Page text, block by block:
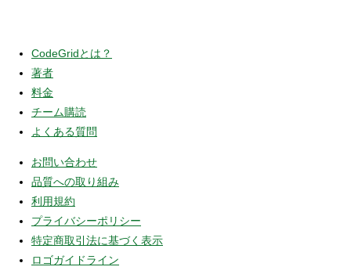
CodeGridとは？
著者
料金
チーム購読
よくある質問
お問い合わせ
品質への取り組み
利用規約
プライバシーポリシー
特定商取引法に基づく表示
ロゴガイドライン